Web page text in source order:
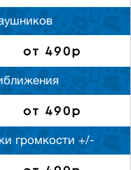
от 490р
от 490р
громкости +/-